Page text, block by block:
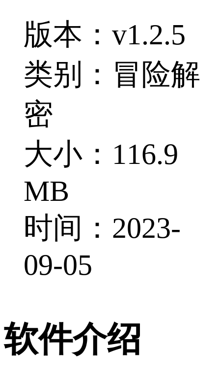
版本：v1.2.5
类别：冒险解
密
大小：116.9
MB
时间：2023-
09-05
软件介绍